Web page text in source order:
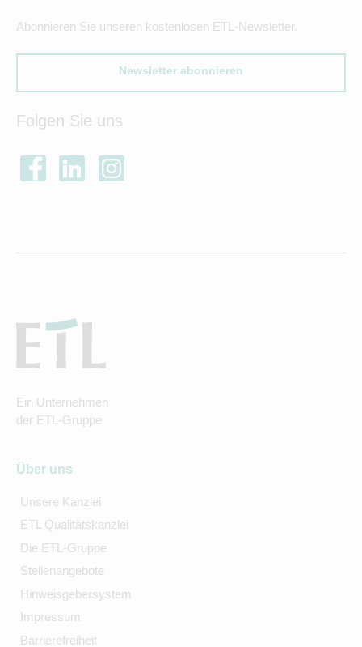
Abonnieren Sie unseren kostenlosen ETL-Newsletter.
Newsletter abonnieren
Folgen Sie uns
Ein Unternehmen
der ETL-Gruppe
Über uns
Unsere Kanzlei
ETL Qualitätskanzlei
Die ETL-Gruppe
Stellenangebote
Hinweisgebersystem
Impressum
Barrierefreiheit